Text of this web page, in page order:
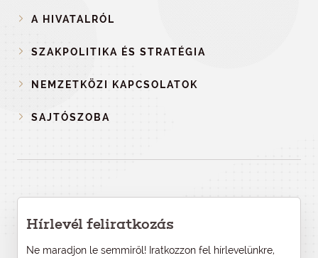
A HIVATALRÓL
SZAKPOLITIKA ÉS STRATÉGIA
NEMZETKÖZI KAPCSOLATOK
SAJTÓSZOBA
Hírlevél feliratkozás
Ne maradjon le semmiről! Iratkozzon fel hírlevelünkre,